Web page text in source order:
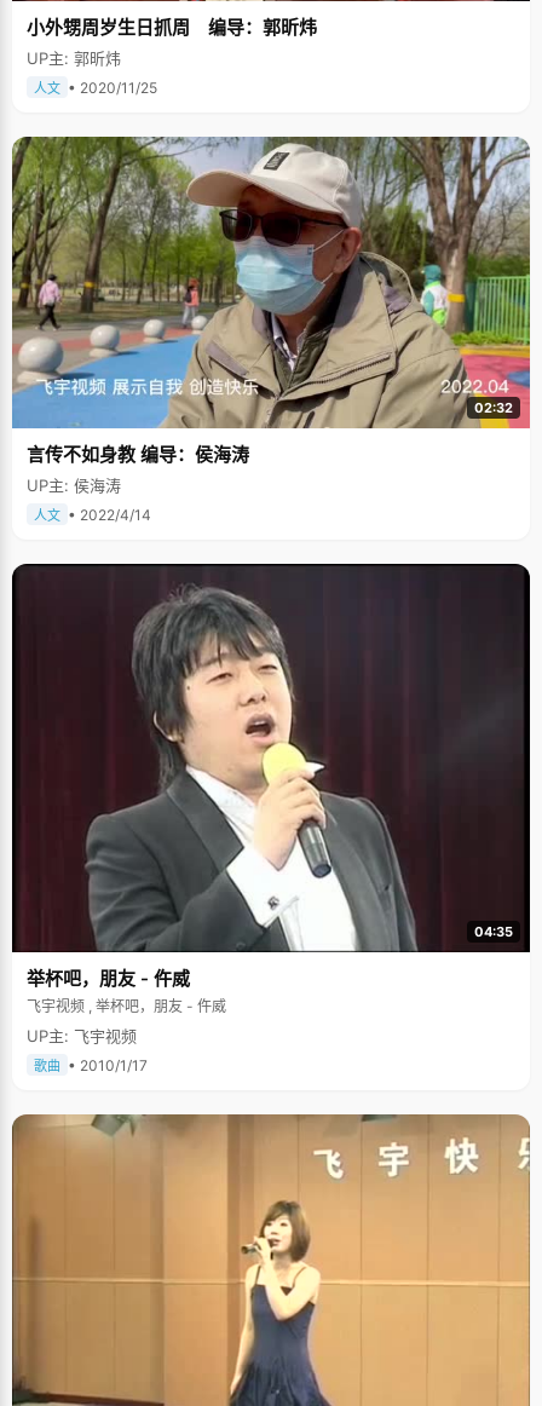
小外甥周岁生日抓周 编导：郭昕炜
UP主: 郭昕炜
人文 • 2020/11/25
02:32
言传不如身教 编导：侯海涛
UP主: 侯海涛
人文 • 2022/4/14
04:35
举杯吧，朋友 - 仵威
飞宇视频 , 举杯吧，朋友 - 仵威
UP主: 飞宇视频
歌曲 • 2010/1/17